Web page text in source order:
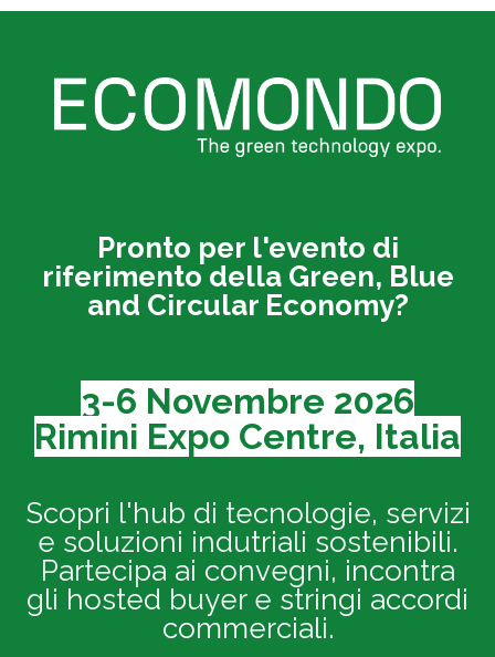
Pronto per l'evento di
riferimento della Green, Blue
and Circular Economy?
3-6 Novembre 2026
Rimini Expo Centre, Italia
Scopri l'hub di tecnologie, servizi
e soluzioni indutriali sostenibili.
Partecipa ai convegni, incontra
gli hosted buyer e stringi accordi
commerciali.